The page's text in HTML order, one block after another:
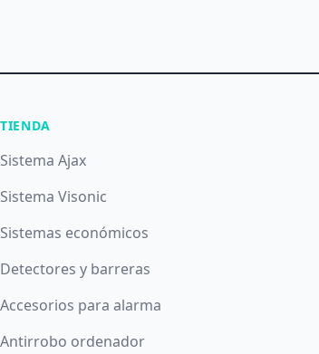
TIENDA
Sistema Ajax
Sistema Visonic
Sistemas económicos
Detectores y barreras
Accesorios para alarma
Antirrobo ordenador